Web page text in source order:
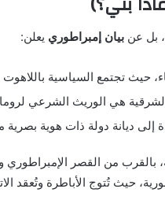
بل عن بيان إمبراطوري يعلن:
حيث تجتمع السياسية
الشرقية هي الوريث الشرعي
ديانة دولة ذات هوية بصرية
حيث تُتوج الأباطرة وتُعقد